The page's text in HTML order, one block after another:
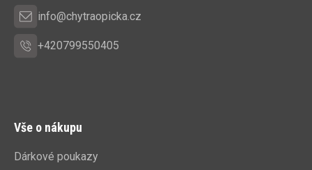
info@chytraopicka.cz
+420799550405
Vše o nákupu
Dárkové poukazy